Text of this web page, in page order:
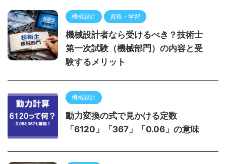
機械設計 資格・学習
機械設計者なら受けるべき？技術士
第一次試験（機械部門）の内容と受
験するメリット
機械設計
動力変換の式で見かける定数
「6120」「367」「0.06」の意味